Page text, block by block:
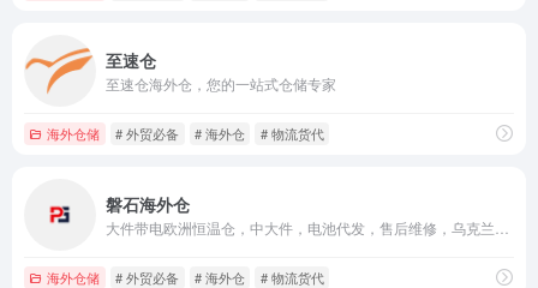
至速仓
至速仓海外仓，您的一站式仓储专家
海外仓储 # 外贸必备 # 海外仓 # 物流货代
磐石海外仓
海外仓储 # 外贸必备 # 海外仓 # 物流货代